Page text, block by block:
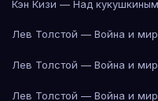
Кэн Кизи — Над
Лев Толстой — Война и мир
Лев Толстой — Война и мир
Лев Толстой — Война и мир